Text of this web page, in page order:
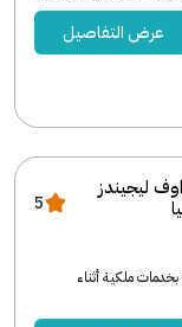
عرض التفاصيل
ليجيندز
5
بخدمات ملكية أثناء